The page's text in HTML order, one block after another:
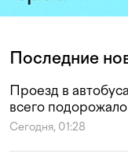
Последние
Проезд в
всего
Сегодня, 01:28